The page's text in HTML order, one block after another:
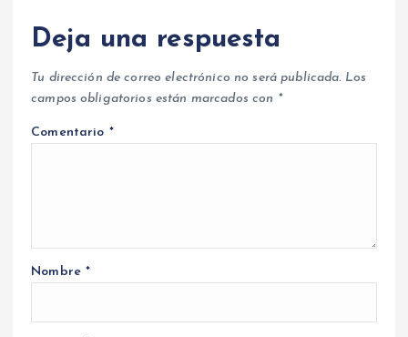
Deja una respuesta
Tu dirección de correo electrónico no será publicada. Los
campos obligatorios están marcados con *
Comentario *
Nombre*